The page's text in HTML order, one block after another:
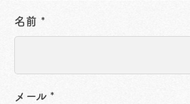
名前 *
メール *